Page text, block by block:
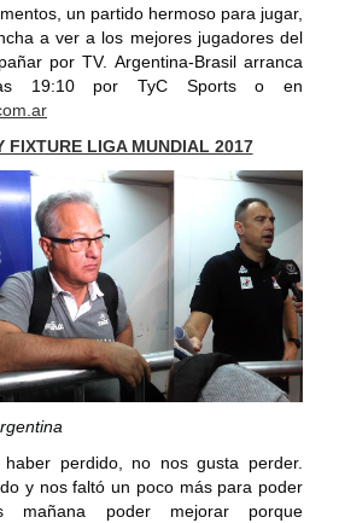
un partido hermoso para jugar,
a ver a los mejores jugadores del
por TV. Argentina-Brasil arranca
19:10 por TyC Sports o en
FIXTURE LIGA MUNDIAL 2017
perdido, no nos gusta perder.
y nos faltó un poco más para poder
mañana poder mejorar porque